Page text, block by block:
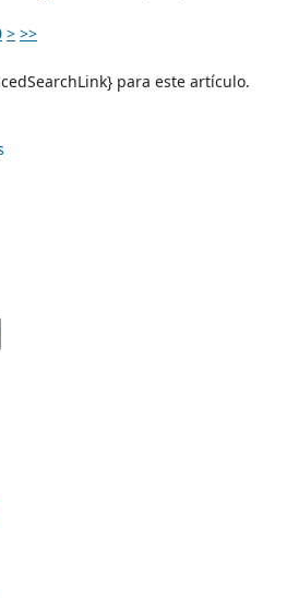
> >>
para este artículo.